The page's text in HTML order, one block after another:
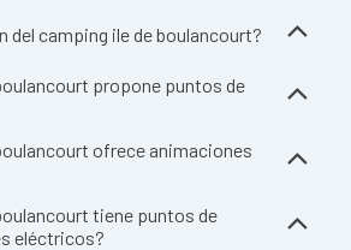
del camping ile de boulancourt?
propone puntos de
ofrece animaciones
tiene puntos de
eléctricos?